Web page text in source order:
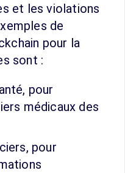
et les violations
de
pour la
sont :
pour
médicaux des
pour